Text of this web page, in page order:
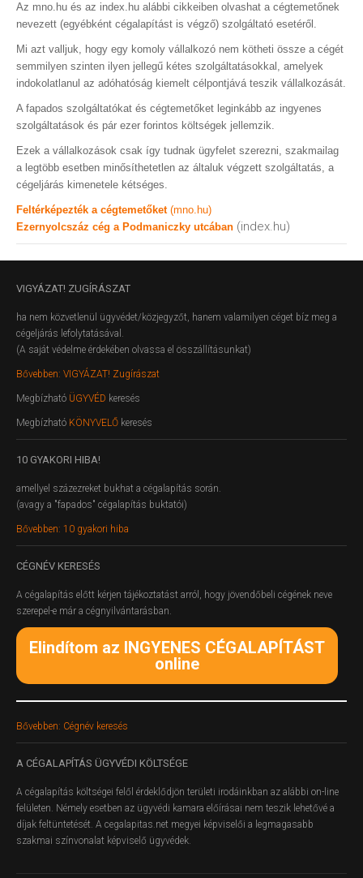
Az mno.hu és az index.hu alábbi cikkeiben olvashat a cégtemetőnek
nevezett (egyébként cégalapítást is végző) szolgáltató esetéről.
Mi azt valljuk, hogy egy komoly vállalkozó nem kötheti össze a cégét
semmilyen szinten ilyen jellegű kétes szolgáltatásokkal, amelyek
indokolatlanul az adóhatóság kiemelt célpontjává teszik vállalkozását.
A fapados szolgáltatókat és cégtemetőket leginkább az ingyenes
szolgáltatások és pár ezer forintos költségek jellemzik.
Ezek a vállalkozások csak így tudnak ügyfelet szerezni, szakmailag
a legtöbb esetben minősíthetetlen az általuk végzett szolgáltatás, a
cégeljárás kimenetele kétséges.
Feltérképezték a cégtemetőket (mno.hu)
Ezernyolcszáz cég a Podmaniczky utcában (index.hu)
VIGYÁZAT! ZUGÍRÁSZAT
ha nem közvetlenül ügyvédet/közjegyzőt, hanem valamilyen céget bíz meg a
cégeljárás lefolytatásával.
(A saját védelme érdekében olvassa el összállításunkat)
Bővebben: VIGYÁZAT! Zugírászat
Megbízható ÜGYVÉD keresés
Megbízható KÖNYVELŐ keresés
10 GYAKORI HIBA!
amellyel százezreket bukhat a cégalapítás során.
(avagy a "fapados" cégalapítás buktatói)
Bővebben: 10 gyakori hiba
CÉGNÉV KERESÉS
A cégalapítás előtt kérjen tájékoztatást arról, hogy jövendőbeli cégének neve
szerepel-e már a cégnyilvántarásban.
Elindítom az INGYENES CÉGALAPÍTÁST
online
Bővebben: Cégnév keresés
A CÉGALAPÍTÁS ÜGYVÉDI KÖLTSÉGE
A cégalapítás költségei felől érdeklődjön területi irodáinkban az alábbi on-line
felületen. Némely esetben az ügyvédi kamara előírásai nem teszik lehetővé a
díjak feltüntetését. A cegalapitas.net megyei képviselői a legmagasabb
szakmai színvonalat képviselő ügyvédek.